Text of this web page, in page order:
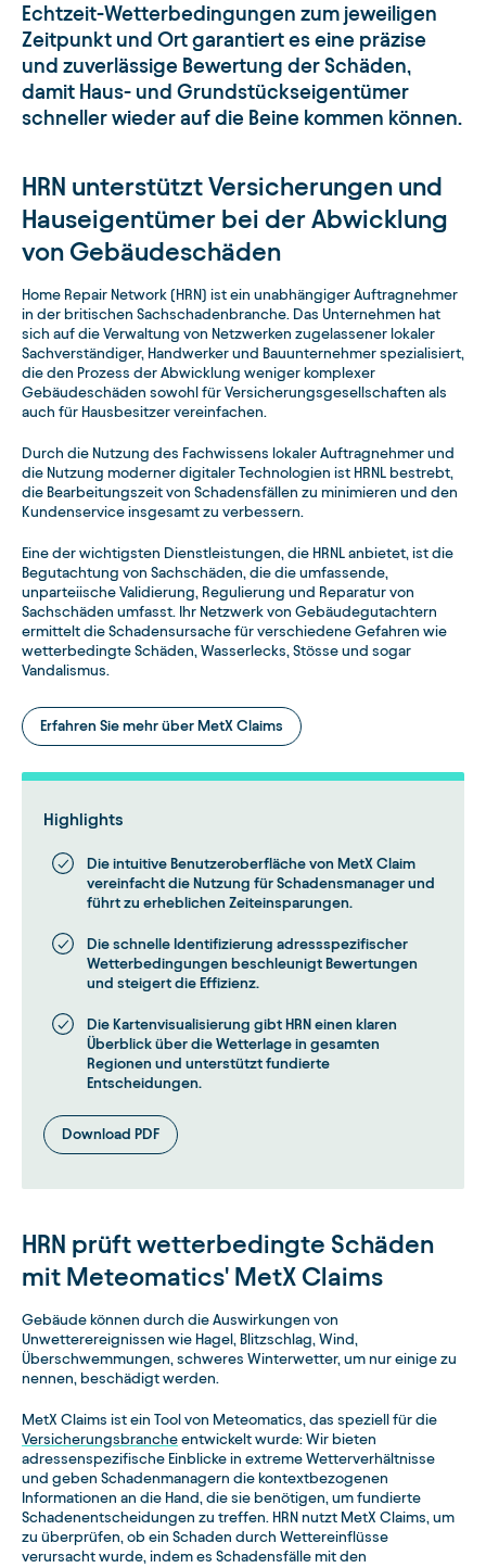
Echtzeit-Wetterbedingungen zum jeweiligen
Zeitpunkt und Ort garantiert es eine präzise
und zuverlässige Bewertung der Schäden,
damit Haus- und Grundstückseigentümer
schneller wieder auf die Beine kommen können.
HRN unterstützt Versicherungen und
Hauseigentümer bei der Abwicklung
von Gebäudeschäden
Home Repair Network (HRN) ist ein unabhängiger Auftragnehmer
in der britischen Sachschadenbranche. Das Unternehmen hat
sich auf die Verwaltung von Netzwerken zugelassener lokaler
Sachverständiger, Handwerker und Bauunternehmer spezialisiert,
die den Prozess der Abwicklung weniger komplexer
Gebäudeschäden sowohl für Versicherungsgesellschaften als
auch für Hausbesitzer vereinfachen.
Durch die Nutzung des Fachwissens lokaler Auftragnehmer und
die Nutzung moderner digitaler Technologien ist HRNL bestrebt,
die Bearbeitungszeit von Schadensfällen zu minimieren und den
Kundenservice insgesamt zu verbessern.
Eine der wichtigsten Dienstleistungen, die HRNL anbietet, ist die
Begutachtung von Sachschäden, die die umfassende,
unparteiische Validierung, Regulierung und Reparatur von
Sachschäden umfasst. Ihr Netzwerk von Gebäudegutachtern
ermittelt die Schadensursache für verschiedene Gefahren wie
wetterbedingte Schäden, Wasserlecks, Stösse und sogar
Vandalismus.
Erfahren Sie mehr über MetX Claims
Highlights
Die intuitive Benutzeroberfläche von MetX Claim
vereinfacht die Nutzung für Schadensmanager und
führt zu erheblichen Zeiteinsparungen.
Die schnelle Identifizierung adressspezifischer
Wetterbedingungen beschleunigt Bewertungen
und steigert die Effizienz.
Die Kartenvisualisierung gibt HRN einen klaren
Überblick über die Wetterlage in gesamten
Regionen und unterstützt fundierte
Entscheidungen.
Download PDF
HRN prüft wetterbedingte Schäden
mit Meteomatics' MetX Claims
Gebäude können durch die Auswirkungen von
Unwetterereignissen wie Hagel, Blitzschlag, Wind,
Überschwemmungen, schweres Winterwetter, um nur einige zu
nennen, beschädigt werden.
MetX Claims ist ein Tool von Meteomatics, das speziell für die
Versicherungsbranche entwickelt wurde: Wir bieten
adressenspezifische Einblicke in extreme Wetterverhältnisse
und geben Schadenmanagern die kontextbezogenen
Informationen an die Hand, die sie benötigen, um fundierte
Schadenentscheidungen zu treffen. HRN nutzt MetX Claims, um
zu überprüfen, ob ein Schaden durch Wettereinflüsse
verursacht wurde, indem es Schadensfälle mit den